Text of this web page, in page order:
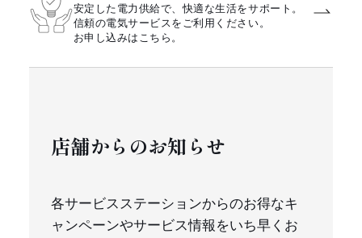
安定した電力供給で、快適な生活をサポート。
信頼の電気サービスをご利用ください。
お申し込みはこちら。
店舗からのお知らせ
各サービスステーションからのお得なキ
ャンペーンやサービス情報をいち早くお